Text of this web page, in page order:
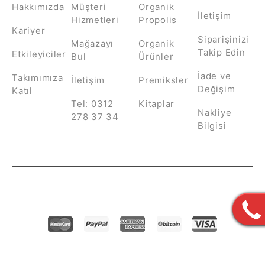
Müşteri
Hizmetleri
Mağazayı
Bul
İletişim
Tel: 0312
278 37 34
Organik
Propolis
Organik
Ürünler
Premiksler
Kitaplar
Hakkımızda
Kariyer
Etkileyiciler
Takımımıza
Katıl
İletişim
Siparişinizi
Takip Edin
İade ve
Değişim
Nakliye
Bilgisi